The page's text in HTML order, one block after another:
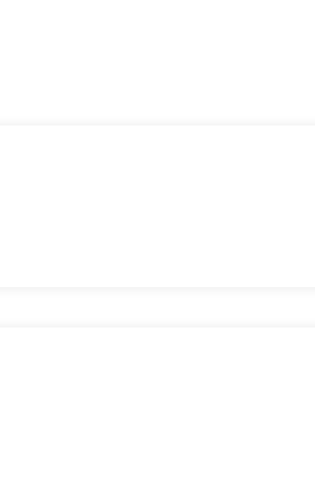
sans complications.
du marché.
des plateformes et des dApps.